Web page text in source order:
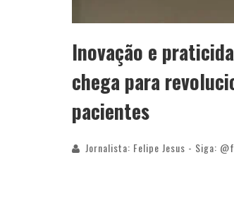
Inovação e
chega para
pacientes
Jornalista: Felipe Jesus - Siga: